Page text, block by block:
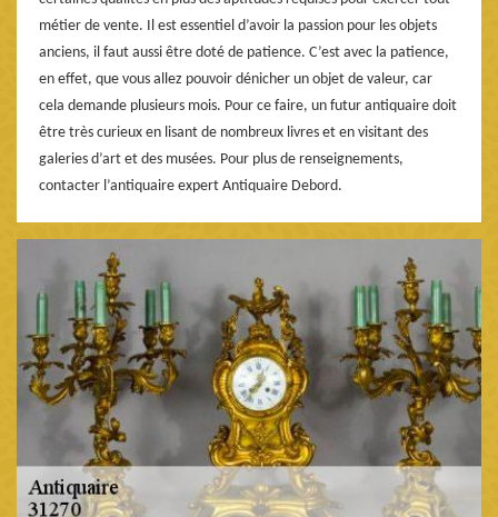
métier de vente. Il est essentiel d’avoir la passion pour les objets
anciens, il faut aussi être doté de patience. C’est avec la patience,
en effet, que vous allez pouvoir dénicher un objet de valeur, car
cela demande plusieurs mois. Pour ce faire, un futur antiquaire doit
être très curieux en lisant de nombreux livres et en visitant des
galeries d’art et des musées. Pour plus de renseignements,
contacter l’antiquaire expert Antiquaire Debord.